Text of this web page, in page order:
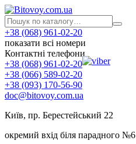
+38 (068) 961-02-20
показати всі номери
Контактні телефони
+38 (068) 961-02-20
+38 (066) 589-02-20
+38 (093) 170-56-90
doc@bitovoy.com.ua
Київ, пр. Берестейський 22
окремий вхід біля парадного №6